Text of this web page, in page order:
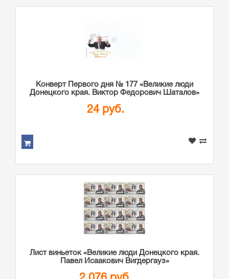
Конверт Первого дня № 177 «Великие люди
Донецкого края. Виктор Федорович Шаталов»
24 руб.
Лист виньеток «Великие люди Донецкого края.
Павел Исаакович Вигдергауз»